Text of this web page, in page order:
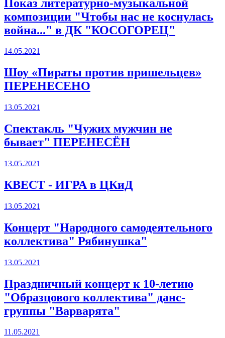
Показ литературно-музыкальной
композиции "Чтобы нас не коснулась
война..." в ДК "КОСОГОРЕЦ"
14.05.2021
Шоу «Пираты против пришельцев»
ПЕРЕНЕСЕНО
13.05.2021
Спектакль "Чужих мужчин не
бывает" ПЕРЕНЕСЁН
13.05.2021
КВЕСТ - ИГРА в ЦКиД
13.05.2021
Концерт "Народного самодеятельного
коллектива" Рябинушка"
13.05.2021
Праздничный концерт к 10-летию
"Образцового коллектива" данс-
группы "Варварята"
11.05.2021